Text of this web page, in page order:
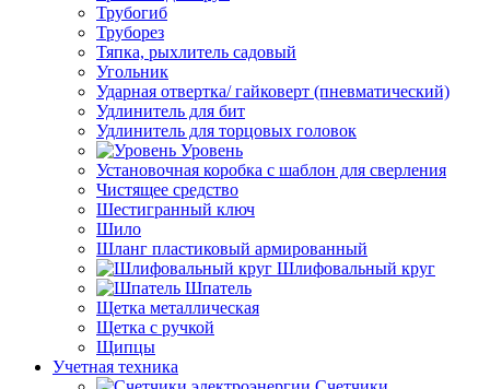
Трубогиб
Труборез
Тяпка, рыхлитель садовый
Угольник
Ударная отвертка/ гайковерт (пневматический)
Удлинитель для бит
Удлинитель для торцовых головок
Уровень
Установочная коробка с шаблон для сверления
Чистящее средство
Шестигранный ключ
Шило
Шланг пластиковый армированный
Шлифовальный круг
Шпатель
Щетка металлическая
Щетка с ручкой
Щипцы
Учетная техника